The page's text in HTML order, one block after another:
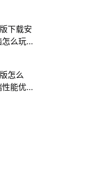
下载安
么玩
怎么
能优